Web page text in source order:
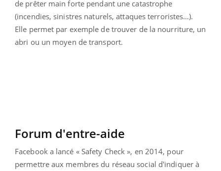
de prêter main forte pendant une catastrophe
(incendies, sinistres naturels, attaques terroristes…).
Elle permet par exemple de trouver de la nourriture, un
abri ou un moyen de transport.
Forum d'entre-aide
Facebook a lancé « Safety Check », en 2014, pour
permettre aux membres du réseau social d'indiquer à